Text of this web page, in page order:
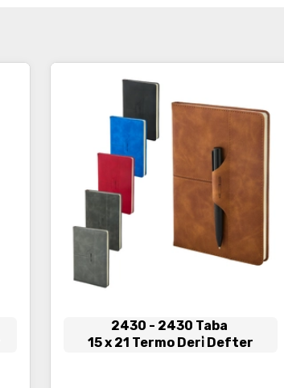
2430 - 2430 Taba
15 x 21 Termo Deri̇ Defter